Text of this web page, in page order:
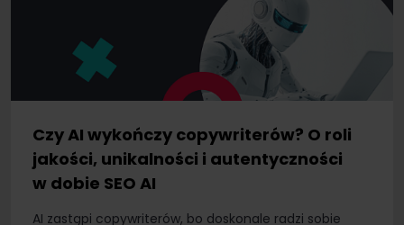
Czy AI wykończy copywriterów? O roli
jakości, unikalności i autentyczności
w dobie SEO AI
AI zastąpi copywriterów, bo doskonale radzi sobie